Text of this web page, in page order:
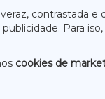
contrastada e
Para
cookies de